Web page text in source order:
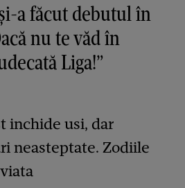
a făcut debutul în
nu te văd în
Liga!”